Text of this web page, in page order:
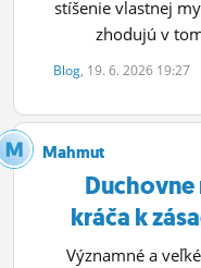
stíšenie vlastnej
zhodujú v
Blog, 19. 6. 2026 19:27
Mahmut
kráča k
Významné a